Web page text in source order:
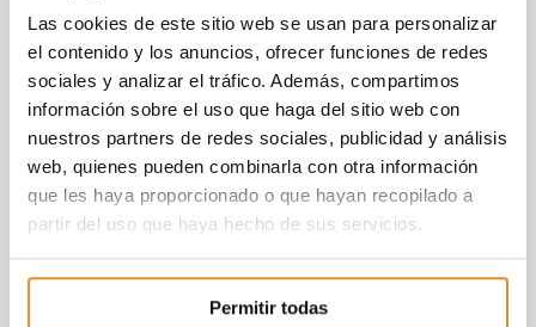
Las cookies de este sitio web se usan para personalizar
el contenido y los anuncios, ofrecer funciones de redes
sociales y analizar el tráfico. Además, compartimos
información sobre el uso que haga del sitio web con
nuestros partners de redes sociales, publicidad y análisis
web, quienes pueden combinarla con otra información
que les haya proporcionado o que hayan recopilado a
partir del uso que haya hecho de sus servicios.
Permitir todas